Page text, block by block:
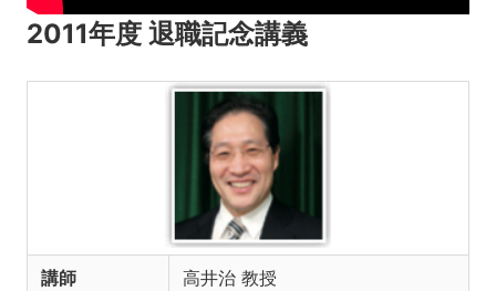
2011年度 退職記念講義
講師 高井治 教授